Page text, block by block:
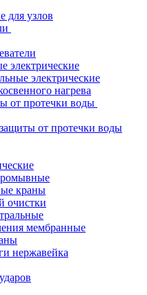
для узлов
электрические
электрические
нагрева
от протечки воды
от протечки воды
краны
очистки
мембранные
нержавейка